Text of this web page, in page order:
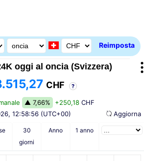
Reimposta
oggi al oncia (Svizzera)
CHF ?
▲ 7,66% +250,18 CHF
12:58:56 (UTC+00)
30
giorni
Anno 1 anno